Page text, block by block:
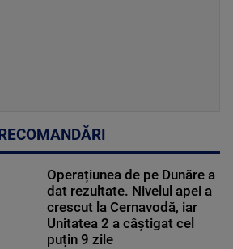
RECOMANDĂRI
Operațiunea de pe Dunăre a
dat rezultate. Nivelul apei a
crescut la Cernavodă, iar
Unitatea 2 a câștigat cel
puțin 9 zile